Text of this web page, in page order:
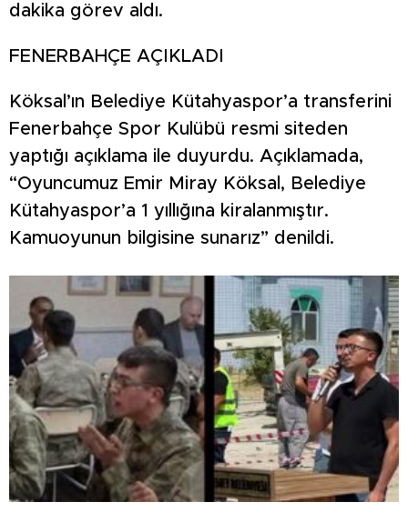
dakika görev aldı.
FENERBAHÇE AÇIKLADI
Köksal’ın Belediye Kütahyaspor’a transferini
Fenerbahçe Spor Kulübü resmi siteden
yaptığı açıklama ile duyurdu. Açıklamada,
“Oyuncumuz Emir Miray Köksal, Belediye
Kütahyaspor’a 1 yıllığına kiralanmıştır.
Kamuoyunun bilgisine sunarız” denildi.